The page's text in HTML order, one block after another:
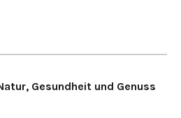
Gesundheit und Genuss